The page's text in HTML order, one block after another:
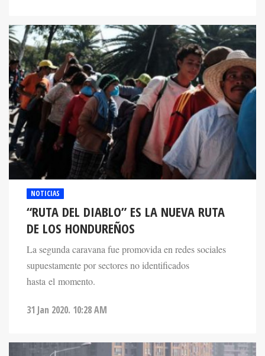
NOTICIAS
“RUTA DEL DIABLO” ES LA NUEVA RUTA
DE LOS HONDUREÑOS
La segunda caravana fue promovida en redes sociales
supuestamente por sectores no identificados
hasta el momento.
31 Jan 2020. 10:28 AM